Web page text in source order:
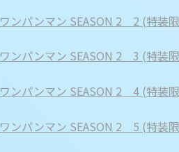
ワンパンマン SEASON 2 2 (特装
ワンパンマン SEASON 2 3 (特装
ワンパンマン SEASON 2 4 (特装
ワンパンマン SEASON 2 5 (特装